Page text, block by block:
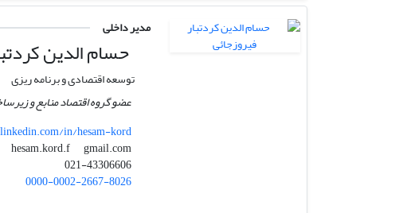
مدیر داخلی
حسام الدین
توسعه اقتصادی و برنامه ریزی
عضو گروه اقتصاد منابع و
in/hesam-kord
gmail.com
0000-0002-2667-8026